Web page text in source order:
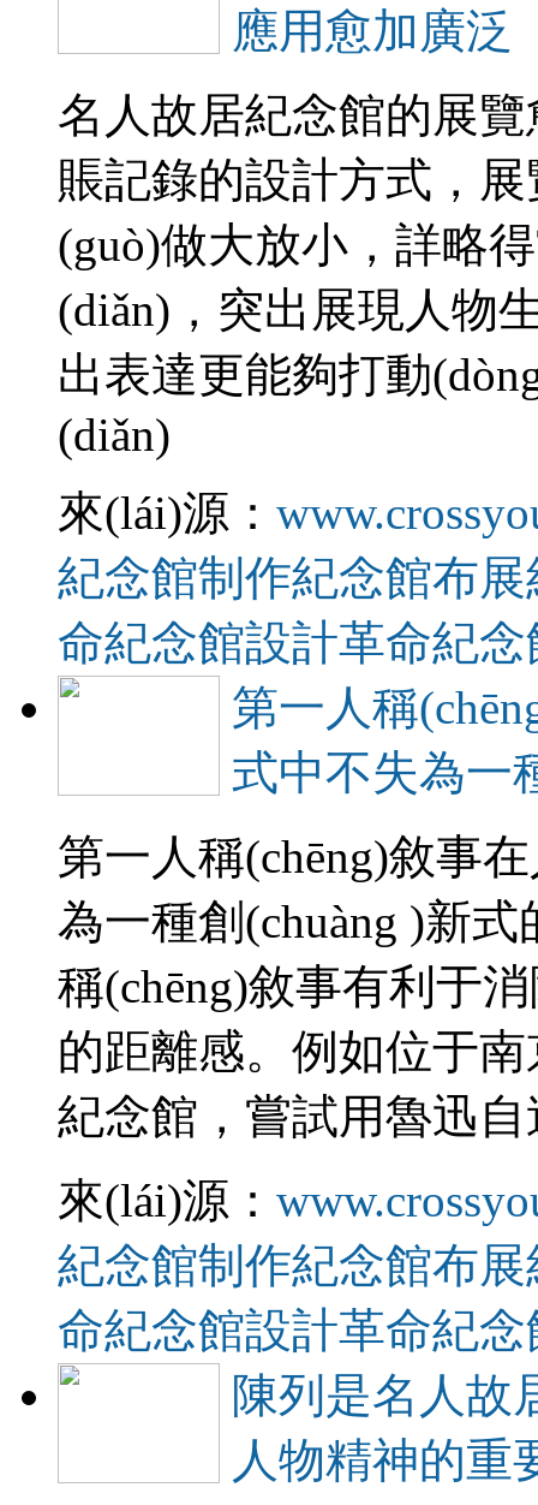
應用愈加廣泛
名人故居紀念館的展
賬記錄的設計方式
(guò)做大放小，詳
(diǎn)，突出展現人物
出表達更能夠打動
(diǎn)
來(lái)源：
紀念館制作紀念館布展
命紀念館設計革命紀念
第一人稱
式中不失為一
第一人稱(chēng)敘事
為一種創(chuàng )新式的
稱(chēng)敘事有利于
的距離感。例如位于
紀念館，嘗試用魯迅
來(lái)源：
紀念館制作紀念館布展
命紀念館設計革命紀念
陳列是名人故
人物精神的重